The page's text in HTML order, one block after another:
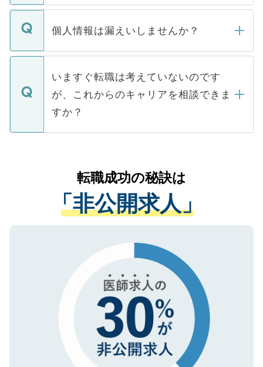
ません。
■応募殺到を避けるため 人気のある医療機
関を公にしてしまうと、応募が殺到する場
に、医療機関が求める条件に合った人材の
みを人材紹介会社に依頼するケースが増え
ています。
転職・入職を強要することは一切ありませ
ん。また、仮に応募先から内定をいただい
定を承諾する必要はありません。内定先へ
の辞退の連絡はキャリアパートナーが行い
個人情報は漏えいしませんか？
個人情報が漏えいすることはありませんの
で、ご安心ください。当サイトからの登録
などで収集したご登録者様の個人情報は、
ご本人のキャリアアップおよび転職活動の
支援を目的に使用いたします。お預かりし
ているすべての個人データはご本人の許可
は、個人情報の取り扱いについての厳密な
管理基準を満たした事業者のみに付与され
る、プライバシーマークを取得済みです。
で、機密保持に関してもご安心ください。
いますぐ転職は考えていないのです
が、これからのキャリアを相談できま
すか？
かがいして、現在の医療機関の状況や紹介
経験をまじえながら、適切なアドバイスを
させていただきます。すぐにご転職をされ
ない方には、長期的なサポートが可能です
ので、まずはご登録ください。
転職成功の秘訣は
「非公開求人」